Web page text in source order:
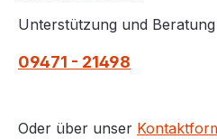
Unterstützung und
09471 - 21498
Oder über unser